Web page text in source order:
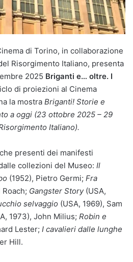
di Torino, in collaborazione
Risorgimento Italiano, presenta
2025 Briganti e… oltre. I
di proiezioni al Cinema
la mostra Briganti! Storie e
a oggi (23 ottobre 2025 – 29
Italiano).
presenti dei manifesti
collezioni del Museo: Il
(1952), Pietro Germi; Fra
Roach; Gangster Story(USA,
selvaggio (USA, 1969), Sam
1973), John Milius; Robin e
Lester; I cavalieri dalle lunghe
Hill.